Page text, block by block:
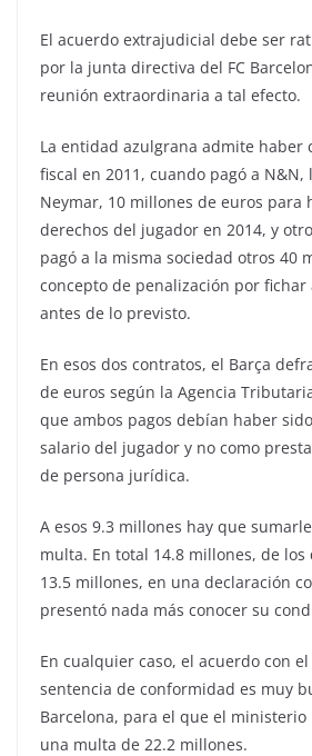
El acuerdo extrajudicial debe ser
por la junta directiva del FC
reunión extraordinaria a tal efecto.
La entidad azulgrana admite haber
fiscal en 2011, cuando pagó a N&N,
Neymar, 10 millones de euros para
derechos del jugador en 2014, y
pagó a la misma sociedad otros 40
concepto de penalización por
antes de lo previsto.
En esos dos contratos, el Barça
de euros según la Agencia
que ambos pagos debían haber
salario del jugador y no como
de persona jurídica.
A esos 9.3 millones hay que
multa. En total 14.8 millones, de
13.5 millones, en una declaración
presentó nada más conocer su
En cualquier caso, el acuerdo con
sentencia de conformidad es muy
Barcelona, para el que el
una multa de 22.2 millones.